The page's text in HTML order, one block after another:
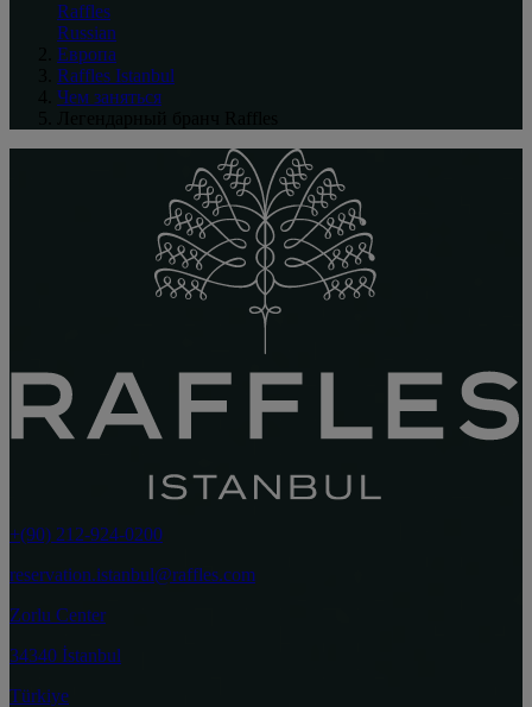
Raffles
Russian
Европа
Raffles Istanbul
Чем заняться
+(90) 212-924-0200
reservation.istanbul@raffles.com
Zorlu Center
34340 İstanbul
Türkiye